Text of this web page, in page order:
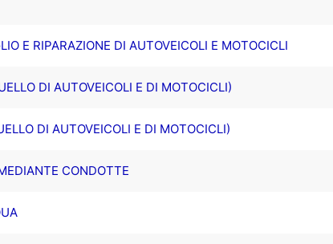
E RIPARAZIONE DI AUTOVEICOLI E MOTOCICLI
DI AUTOVEICOLI E DI MOTOCICLI)
DI AUTOVEICOLI E DI MOTOCICLI)
CONDOTTE